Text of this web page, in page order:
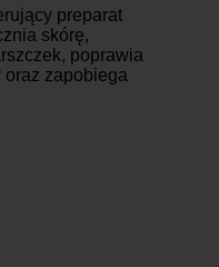
preparat
skórę,
poprawia
oraz zapobiega